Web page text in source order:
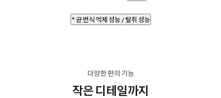
* 균 번식 억제 성능 / 탈취 성능
다양한 편의 기능
작은 디테일까지